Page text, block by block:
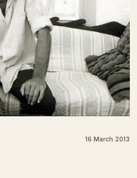
16 March 2013